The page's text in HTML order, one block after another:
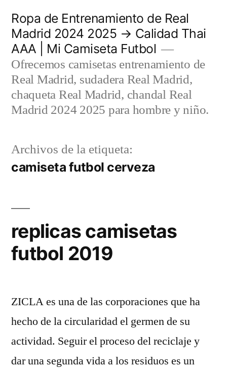
contenido
Ropa de Entrenamiento de Real
Madrid 2024 2025 → Calidad Thai
AAA | Mi Camiseta Futbol
Ofrecemos camisetas entrenamiento de
Real Madrid, sudadera Real Madrid,
chaqueta Real Madrid, chandal Real
Madrid 2024 2025 para hombre y niño.
Archivos de la etiqueta:
camiseta futbol cerveza
replicas camisetas
futbol 2019
ZICLA es una de las corporaciones que ha
hecho de la circularidad el germen de su
actividad. Seguir el proceso del reciclaje y
dar una segunda vida a los residuos es un